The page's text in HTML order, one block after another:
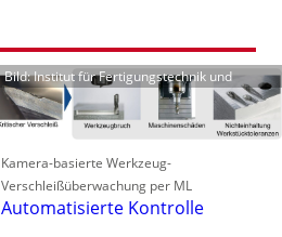
Bild: Institut für Fertigungstechnik und
Kamera-basierte Werkzeug-
Verschleißüberwachung per ML
Automatisierte Kontrolle